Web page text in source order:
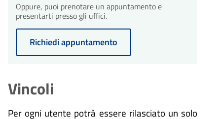
Oppure, puoi prenotare un appuntamento e
presentarti presso gli uffici.
Richiedi appuntamento
Vincoli
Per ogni utente potrà essere rilasciato un solo